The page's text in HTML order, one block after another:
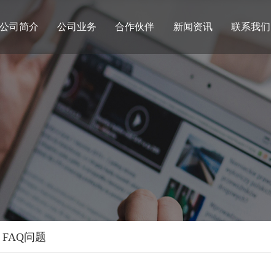
公司简介 公司业务 合作伙伴 新闻资讯 联系我们
FAQ问题